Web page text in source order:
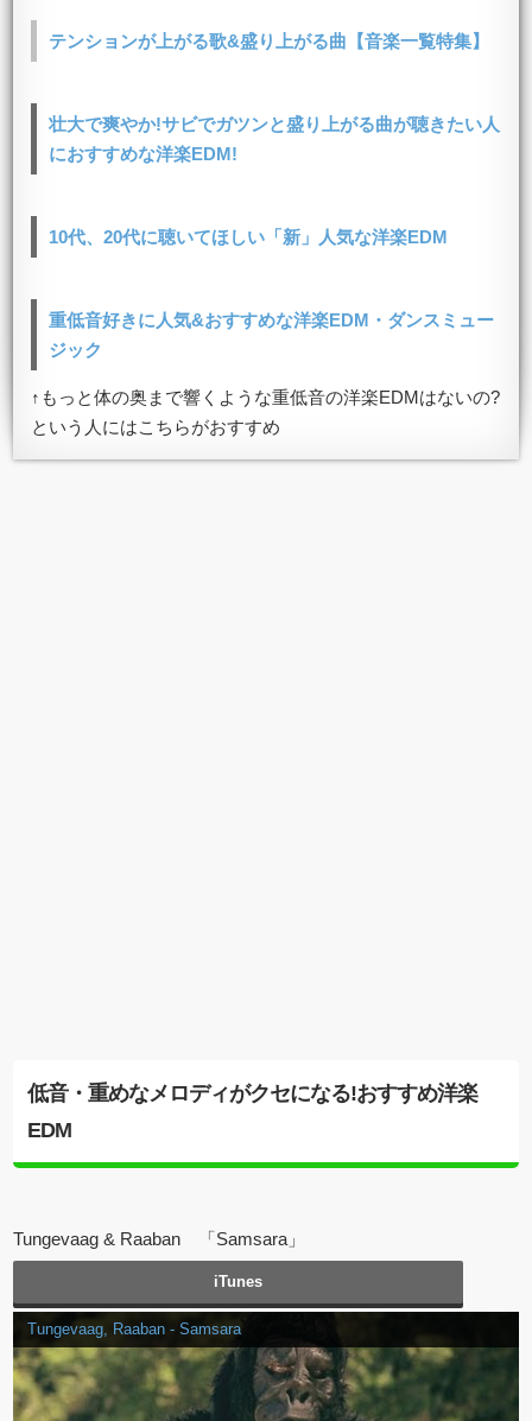
テンションが上がる歌&盛り上がる曲【音楽一覧特集】
壮大で爽やか!サビでガツンと盛り上がる曲が聴きたい人
におすすめな洋楽EDM!
10代、20代に聴いてほしい「新」人気な洋楽EDM
重低音好きに人気&おすすめな洋楽EDM・ダンスミュー
ジック
↑もっと体の奥まで響くような重低音の洋楽EDMはないの?
という人にはこちらがおすすめ
低音・重めなメロディがクセになる!おすすめ洋楽
EDM
Tungevaag & Raaban 「Samsara」
iTunes
Tungevaag, Raaban - Samsara